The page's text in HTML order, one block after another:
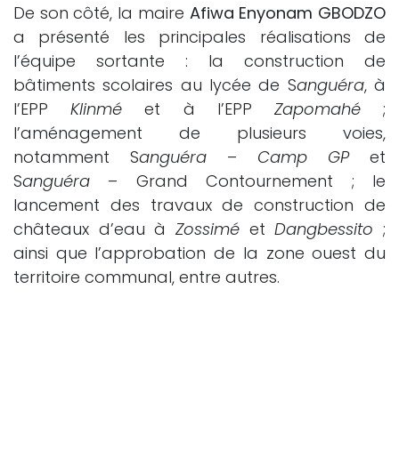
De son côté, la maire Afiwa Enyonam GBODZO
a présenté les principales réalisations de
l’équipe sortante : la construction de
bâtiments scolaires au lycée de Sanguéra, à
l’EPPKlinmé et à l’EPP Zapomahé;
l’aménagement de plusieurs voies,
notamment Sanguéra – Camp GPet
Sanguéra – Grand Contournement ; le
lancement des travaux de construction de
châteaux d’eau à Zossimé etDangbessito ;
ainsi que l’approbation de la zone ouest du
territoire communal, entre autres.